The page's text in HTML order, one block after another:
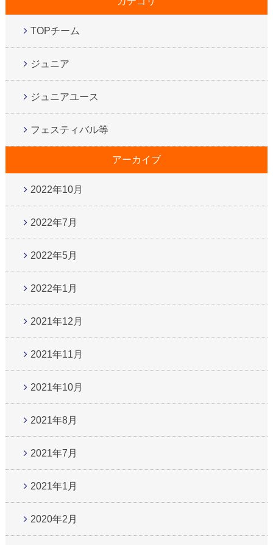
TOPチーム
ジュニア
ジュニアユース
フェスティバル等
アーカイブ
2022年10月
2022年7月
2022年5月
2022年1月
2021年12月
2021年11月
2021年10月
2021年8月
2021年7月
2021年1月
2020年2月